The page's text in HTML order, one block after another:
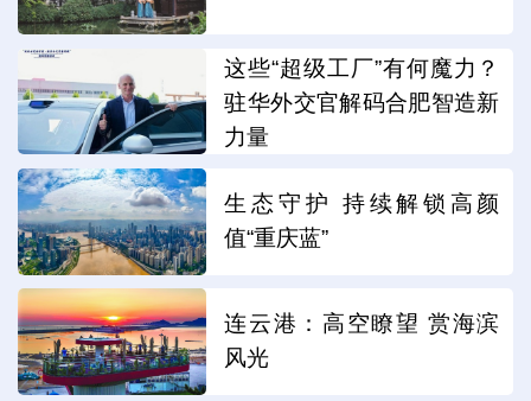
这些“超级工厂”有何魔力？
驻华外交官解码合肥智造新
力量
生态守护 持续解锁高颜
值“重庆蓝”
连云港：高空瞭望 赏海滨
风光